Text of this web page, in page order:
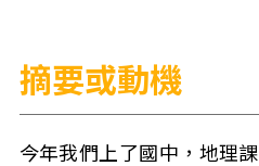
摘要或動機
今年我們上了國中，地理